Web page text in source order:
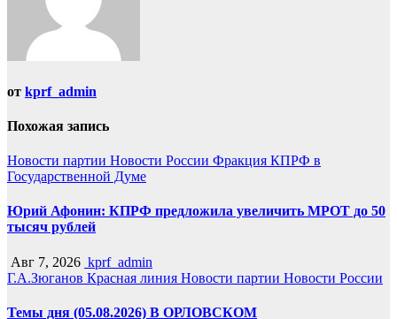
от kprf_admin
Похожая запись
Новости партии Новости России Фракция КПРФ в
Государственной Думе
Юрий Афонин: КПРФ предложила увеличить МРОТ до 50
тысяч рублей
Авг 7, 2026 kprf_admin
Г.А.Зюганов Красная линия Новости партии Новости России
Темы дня (05.08.2026) В ОРЛОВСКОМ